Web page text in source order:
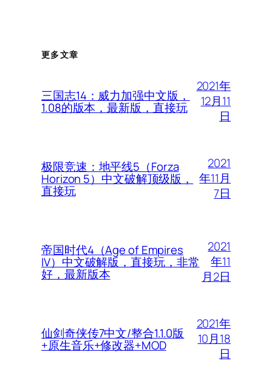
更多文章
三国志14：威力加强中文版，
1.08的版本，最新版，直接玩
2021年
12月11
日
极限竞速：地平线5（Forza
Horizon 5）中文破解顶级版，
直接玩
2021
年11月
7日
帝国时代4（Age of Empires
IV）中文破解版，直接玩，非常
好，最新版本
2021
年11
月2日
仙剑奇侠传7中文/整合1.1.0版
+原生音乐+修改器+MOD
2021年
10月18
日